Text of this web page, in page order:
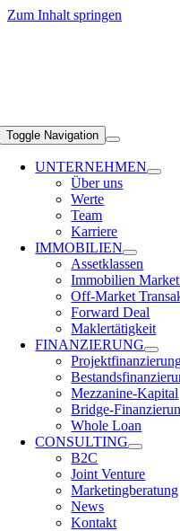
Zum Inhalt springen
Toggle Navigation
UNTERNEHMEN
Über uns
Werte
Team
Karriere
IMMOBILIEN
Assetklassen
Immobilien
Off-Market
Forward Deal
Maklertätigkeit
FINANZIERUNG
Mezzanine-Kapital
Bridge-
Whole Loan
CONSULTING
B2C
Joint Venture
Marketingberatung
News
Kontakt